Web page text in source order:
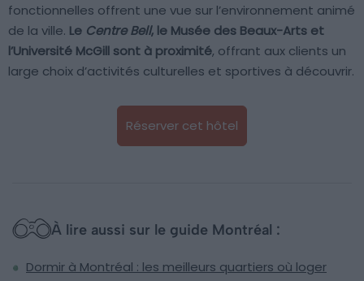
fonctionnelles offrent une vue sur l’environnement animé
de la ville. Le Centre Bell, le Musée des Beaux-Arts et
l’Université McGill sont à proximité, offrant aux clients un
large choix d’activités culturelles et sportives à découvrir.
Réserver cet hôtel
À lire aussi sur le guide Montréal :
Dormir à Montréal : les meilleurs quartiers où loger